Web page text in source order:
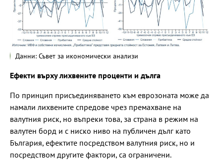
Данни: Съвет за икономически анализи
Ефекти върху лихвените проценти и дълга
По принцип присъединяването към еврозоната може да
намали лихвените спредове чрез премахване на
валутния риск, но въпреки това, за страна в режим на
валутен борд и с ниско ниво на публичен дълг като
България, ефектите посредством валутния риск, но и
посредством другите фактори, са ограничени.